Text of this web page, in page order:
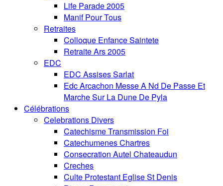
Life Parade 2005
Manif Pour Tous
Retraites
Colloque Enfance Saintete
Retraite Ars 2005
EDC
EDC Assises Sarlat
Edc Arcachon Messe A Nd De Passe Et
Marche Sur La Dune De Pyla
Célébrations
Celebrations Divers
Catechisme Transmission Foi
Catechumenes Chartres
Consecration Autel Chateaudun
Creches
Culte Protestant Eglise St Denis